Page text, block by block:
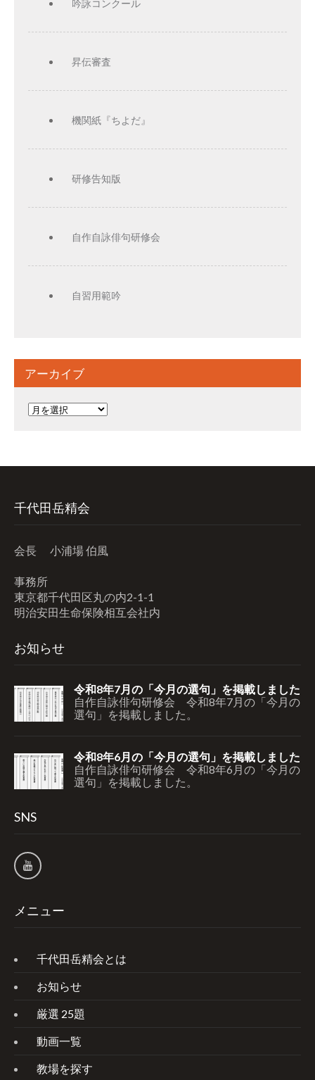
吟詠コンクール
昇伝審査
機関紙『ちよだ』
研修告知版
自作自詠俳句研修会
自習用範吟
アーカイブ
ア
ブ
千代田岳精会
会長 小浦場 伯風
事務所
東京都千代田区丸の内2-1-1
明治安田生命保険相互会社内
お知らせ
令和8年7月の「今月の選句」を掲載しました
自作自詠俳句研修会 令和8年7月の「今月の
選句」を掲載しました。
令和8年6月の「今月の選句」を掲載しました
自作自詠俳句研修会 令和8年6月の「今月の
選句」を掲載しました。
SNS
メニュー
千代田岳精会とは
お知らせ
厳選 25題
動画一覧
教場を探す